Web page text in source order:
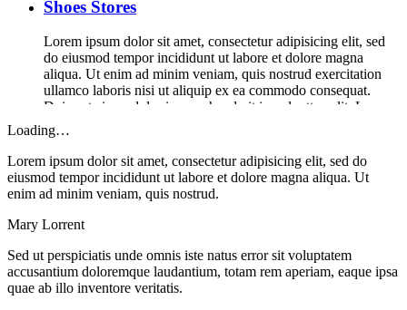
Shoes Stores
Lorem ipsum dolor sit amet, consectetur adipisicing elit, sed
do eiusmod tempor incididunt ut labore et dolore magna
aliqua. Ut enim ad minim veniam, quis nostrud exercitation
ullamco laboris nisi ut aliquip ex ea commodo consequat.
Duis aute irure dolor in reprehenderit in voluptte velit. Lorem
Loading…
Lorem ipsum dolor sit amet, consectetur adipisicing elit, sed do
eiusmod tempor incididunt ut labore et dolore magna aliqua. Ut
enim ad minim veniam, quis nostrud.
Mary Lorrent
Sed ut perspiciatis unde omnis iste natus error sit voluptatem
accusantium doloremque laudantium, totam rem aperiam, eaque ipsa
quae ab illo inventore veritatis.